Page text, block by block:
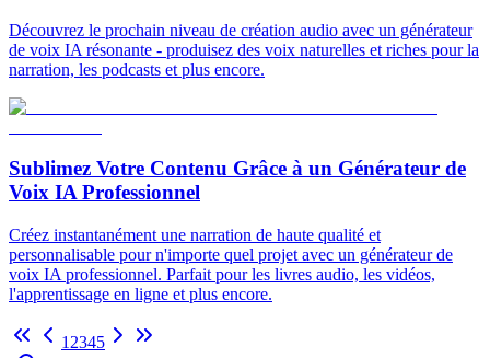
Découvrez le prochain niveau de création audio avec un générateur
de voix IA résonante - produisez des voix naturelles et riches pour la
narration, les podcasts et plus encore.
Sublimez Votre Contenu Grâce à un Générateur de
Voix IA Professionnel
Créez instantanément une narration de haute qualité et
personnalisable pour n'importe quel projet avec un générateur de
voix IA professionnel. Parfait pour les livres audio, les vidéos,
l'apprentissage en ligne et plus encore.
1 2345